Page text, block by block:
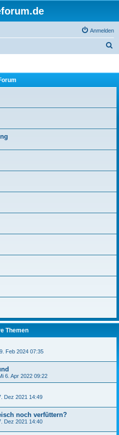
Anmelden
Themen
Feb 2024 07:35
6. Apr 2022 09:22
Dez 2021 14:49
noch verfüttern?
Dez 2021 14:40